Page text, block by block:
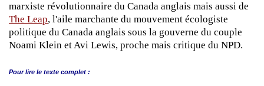
marxiste révolutionnaire du Canada anglais mais aussi de
The Leap, l'aile marchante du mouvement écologiste
politique du Canada anglais sous la gouverne du couple
Noami Klein et Avi Lewis, proche mais critique du NPD.
Pour lire le texte complet :